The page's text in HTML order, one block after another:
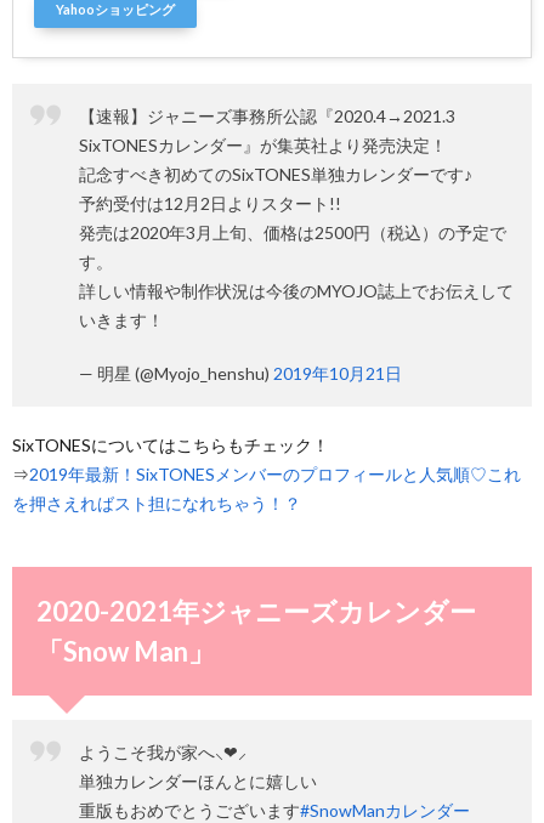
Yahooショッピング
【速報】ジャニーズ事務所公認『2020.4→2021.3
SixTONESカレンダー』が集英社より発売決定！
記念すべき初めてのSixTONES単独カレンダーです♪
予約受付は12月2日よりスタート!!
発売は2020年3月上旬、価格は2500円（税込）の予定で
す。
詳しい情報や制作状況は今後のMYOJO誌上でお伝えして
いきます！
— 明星 (@Myojo_henshu) 2019年10月21日
SixTONESについてはこちらもチェック！
⇒2019年最新！SixTONESメンバーのプロフィールと人気順♡これ
を押さえればスト担になれちゃう！？
2020-2021年ジャニーズカレンダー
「Snow Man」
ようこそ我が家へ⸜❤︎⸝‍
単独カレンダーほんとに嬉しい
重版もおめでとうございます#SnowManカレンダー